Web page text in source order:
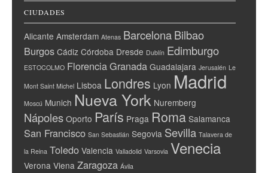
CIUDADES
Alicante Amsterdam Atenas BarcelonaBilbao
Burgos Cádiz Córdoba Dresde Dublín Edimburgo
ESTOCOLMO FlorenciaGranada Guadalajara Jerusalén Le
Mont Saint Michel Lisboa Londres Lyon Madrid
Moscú Munich Nueva York Nuremberg
Nápoles Oporto París Praga Roma Salamanca
San Francisco San Sebastián Segovia Sevilla Talavera de
la Reina Toledo Valencia Valladolid Varsovia Venecia
Verona Viena Zaragoza Ávila